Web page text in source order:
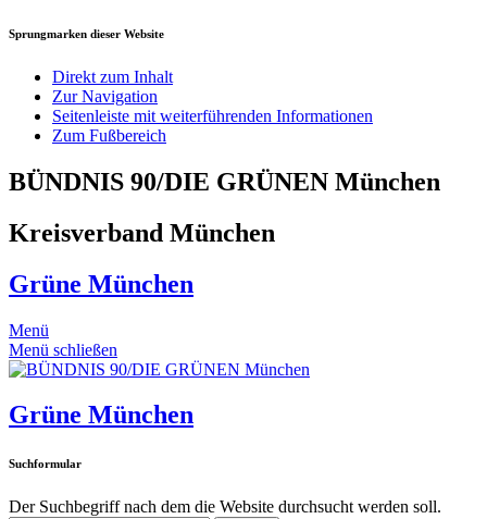
Sprungmarken dieser Website
Direkt zum Inhalt
Zur Navigation
Seitenleiste mit weiterführenden Informationen
Zum Fußbereich
BÜNDNIS 90/DIE GRÜNEN München
Kreisverband München
Grüne München
Menü
Menü schließen
Grüne München
Suchformular
Der Suchbegriff nach dem die Website durchsucht werden soll.